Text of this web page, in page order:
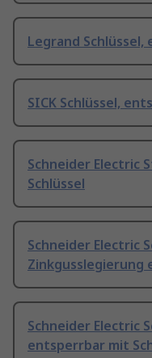
Legrand
SICK Schlüssel,
Schneider Electric
Schlüssel
Schneider Electric
Zinkgusslegierung
Schneider Electric
entsperrbar mit